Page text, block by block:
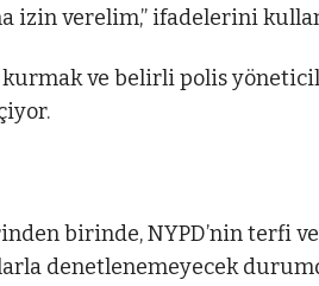
izin verelim,” ifadelerini
kurmak ve belirli polis
birinde, NYPD’nin terfi
denetlenemeyecek